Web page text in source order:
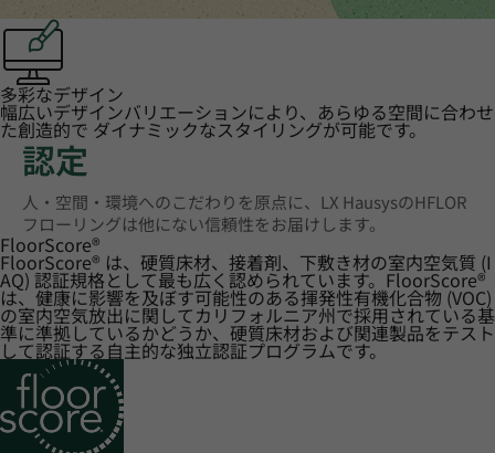
多彩なデザイン
幅広いデザインバリエーションにより、あらゆる空間に合わせ
た創造的で ダイナミックなスタイリングが可能です。
認定
人・空間・環境へのこだわりを原点に、LX HausysのHFLOR
フローリングは他にない信頼性をお届けします。
FloorScore®
FloorScore® は、硬質床材、接着剤、下敷き材の室内空気質 (I
AQ) 認証規格として最も広く認められています。FloorScore®
は、健康に影響を及ぼす可能性のある揮発性有機化合物 (VOC)
の室内空気放出に関してカリフォルニア州で採用されている基
準に準拠しているかどうか、硬質床材および関連製品をテスト
して認証する自主的な独立認証プログラムです。